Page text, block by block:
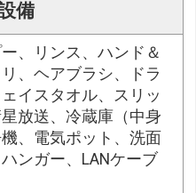
備
、リンス、ハンド＆
、ヘアブラシ、ドラ
イスタオル、スリッ
放送、冷蔵庫（中身
、電気ポット、洗面
ンガー、LANケーブ